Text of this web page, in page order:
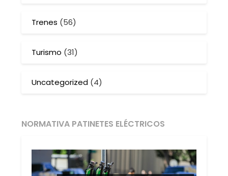
Trenes (56)
Turismo (31)
Uncategorized (4)
NORMATIVA PATINETES ELÉCTRICOS